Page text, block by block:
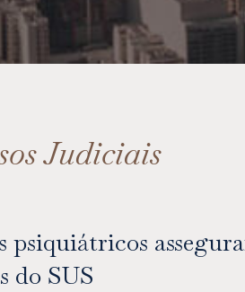
Judiciais
psiquiátricos
do SUS